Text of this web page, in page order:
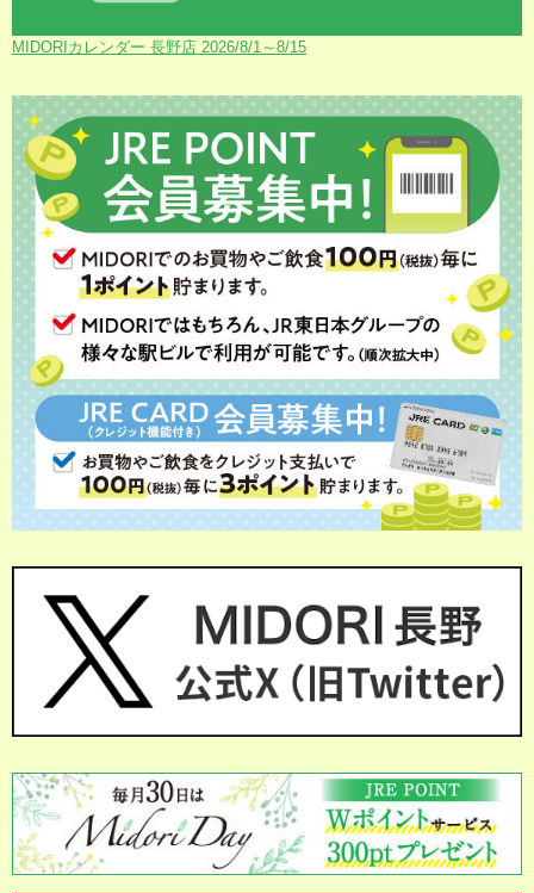
MIDORIカレンダー 長野店 2026/8/1～8/15